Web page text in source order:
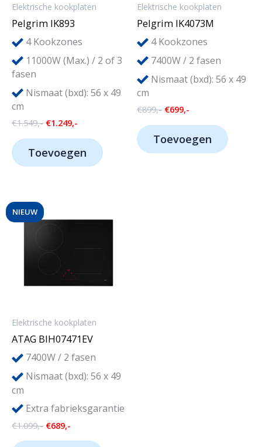
Elektrische kookplaten
Pelgrim IK893
4Kookzones
11000W (Max.) / 2 of 3
fasen
Nismaat (bxd): 56 x 49
cm
€1.549,- Oorspronkelijke
€1.549,-.
€1.249,-
€1.249,-.
Toevoegen
Elektrische kookplaten
Pelgrim IK4073M
4Kookzones
7400W / 2 fasen
Nismaat (bxd): 56 x 49
cm
€899,- Oorspronkelijke
€899,-.
€699,-
€699,-.
Toevoegen
NIEUW
Elektrische kookplaten
ATAG BIH07471EV
7400W / 2 fasen
Nismaat (bxd): 56 x 49
cm
Extra fabrieksgarantie
€1.099,- Oorspronkelijke
€689,-